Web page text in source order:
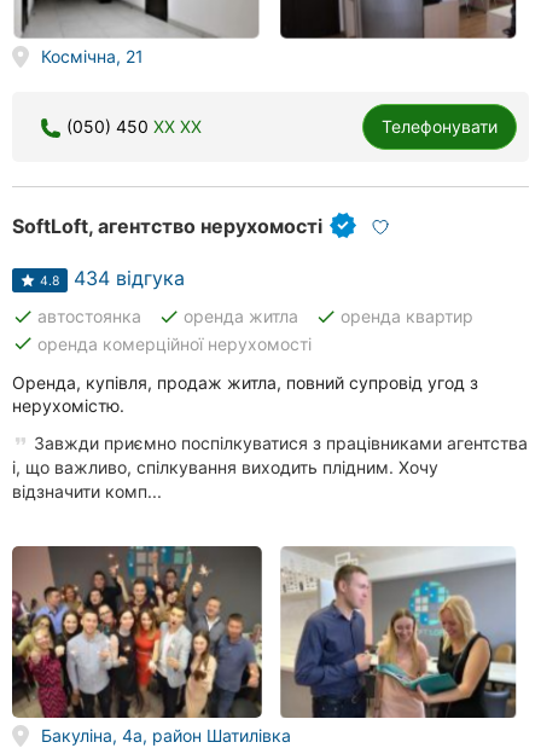
Космічна, 21
(050) 450 XX XX Телефонувати
SoftLoft, агентство нерухомості
4.8 434 відгука
done автостоянка done оренда житла done оренда квартир
done оренда комерційної нерухомості
Оренда, купівля, продаж житла, повний супровід угод з
нерухомістю.
Завжди приємно поспілкуватися з працівниками агентства
і, що важливо, спілкування виходить плідним. Хочу
відзначити комп...
Бакуліна, 4а, район Шатилівка